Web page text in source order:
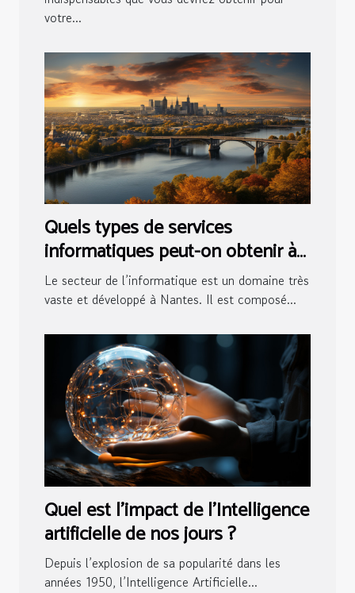
votre...
Quels types de services
informatiques peut-on obtenir à
Nantes ?
Le secteur de l’informatique est un domaine très
vaste et développé à Nantes. Il est composé...
Quel est l’impact de l’Intelligence
artificielle de nos jours ?
Depuis l’explosion de sa popularité dans les
années 1950, l’Intelligence Artificielle...